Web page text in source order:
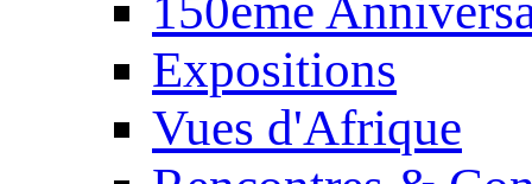
150ème
Expositions
Vues d'Afrique